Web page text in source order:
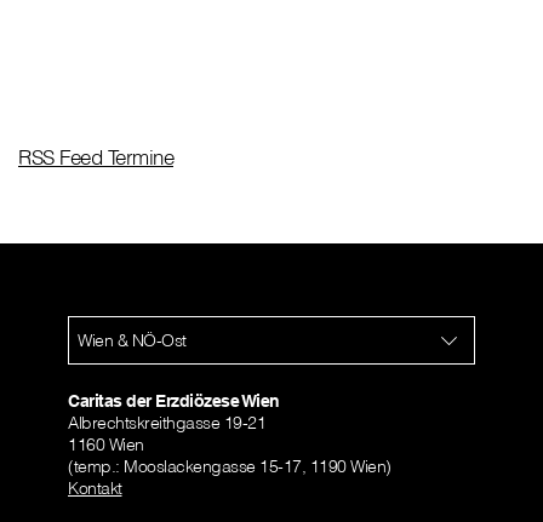
RSS Feed Termine
Wien & NÖ-Ost
Caritas der Erzdiözese Wien
Albrechtskreithgasse 19-21
1160 Wien
(temp.: Mooslackengasse 15-17, 1190 Wien)
Kontakt